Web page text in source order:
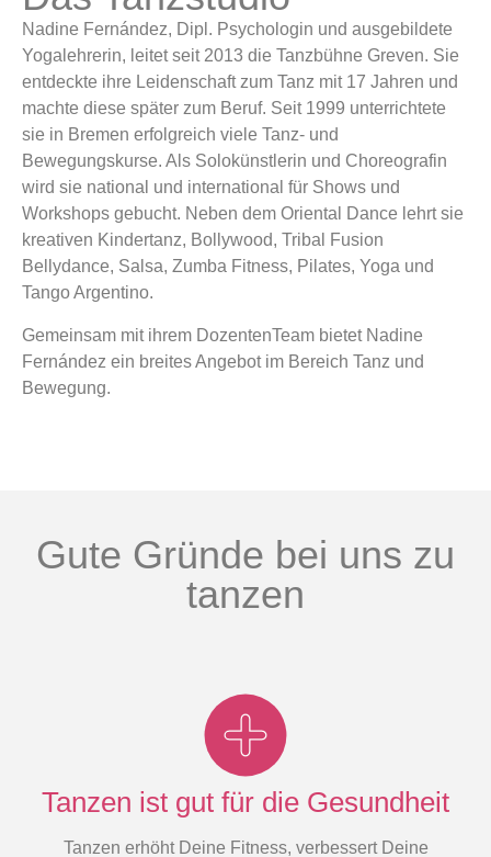
Nadine Fernández, Dipl. Psychologin und ausgebildete
Yogalehrerin, leitet seit 2013 die Tanzbühne Greven. Sie
entdeckte ihre Leidenschaft zum Tanz mit 17 Jahren und
machte diese später zum Beruf. Seit 1999 unterrichtete
sie in Bremen erfolgreich viele Tanz- und
Bewegungskurse. Als Solokünstlerin und Choreografin
wird sie national und international für Shows und
Workshops gebucht. Neben dem Oriental Dance lehrt sie
kreativen Kindertanz, Bollywood, Tribal Fusion
Bellydance, Salsa, Zumba Fitness, Pilates, Yoga und
Tango Argentino.
Gemeinsam mit ihrem DozentenTeam bietet Nadine
Fernández ein breites Angebot im Bereich Tanz und
Bewegung.
Gute Gründe bei uns zu
tanzen
Tanzen ist gut für die Gesundheit
Tanzen erhöht Deine Fitness, verbessert Deine